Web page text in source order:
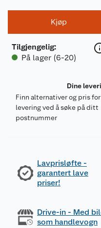
Kjøp
Tilgjengelig:
På lager (6-20)
Dine
Finn alternativer og pris for
levering ved å søke på ditt
postnummer
Lavprisløfte -
garantert lave
priser!
Drive-in - Med
som handlevogn